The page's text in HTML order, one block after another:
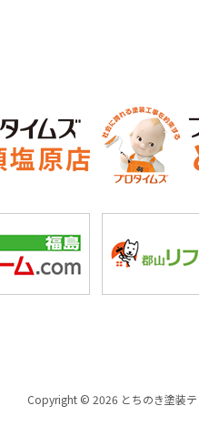
Copyright © 2026 とちのき塗装テ